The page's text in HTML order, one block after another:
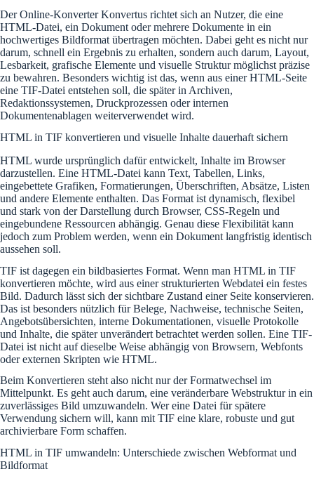
Der Online-Konverter Konvertus richtet sich an Nutzer, die eine
HTML-Datei, ein Dokument oder mehrere Dokumente in ein
hochwertiges Bildformat übertragen möchten. Dabei geht es nicht nur
darum, schnell ein Ergebnis zu erhalten, sondern auch darum, Layout,
Lesbarkeit, grafische Elemente und visuelle Struktur möglichst präzise
zu bewahren. Besonders wichtig ist das, wenn aus einer HTML-Seite
eine TIF-Datei entstehen soll, die später in Archiven,
Redaktionssystemen, Druckprozessen oder internen
Dokumentenablagen weiterverwendet wird.
HTML in TIF konvertieren und visuelle Inhalte dauerhaft sichern
HTML wurde ursprünglich dafür entwickelt, Inhalte im Browser
darzustellen. Eine HTML-Datei kann Text, Tabellen, Links,
eingebettete Grafiken, Formatierungen, Überschriften, Absätze, Listen
und andere Elemente enthalten. Das Format ist dynamisch, flexibel
und stark von der Darstellung durch Browser, CSS-Regeln und
eingebundene Ressourcen abhängig. Genau diese Flexibilität kann
jedoch zum Problem werden, wenn ein Dokument langfristig identisch
aussehen soll.
TIF ist dagegen ein bildbasiertes Format. Wenn man HTML in TIF
konvertieren möchte, wird aus einer strukturierten Webdatei ein festes
Bild. Dadurch lässt sich der sichtbare Zustand einer Seite konservieren.
Das ist besonders nützlich für Belege, Nachweise, technische Seiten,
Angebotsübersichten, interne Dokumentationen, visuelle Protokolle
und Inhalte, die später unverändert betrachtet werden sollen. Eine TIF-
Datei ist nicht auf dieselbe Weise abhängig von Browsern, Webfonts
oder externen Skripten wie HTML.
Beim Konvertieren steht also nicht nur der Formatwechsel im
Mittelpunkt. Es geht auch darum, eine veränderbare Webstruktur in ein
zuverlässiges Bild umzuwandeln. Wer eine Datei für spätere
Verwendung sichern will, kann mit TIF eine klare, robuste und gut
archivierbare Form schaffen.
HTML in TIF umwandeln: Unterschiede zwischen Webformat und
Bildformat